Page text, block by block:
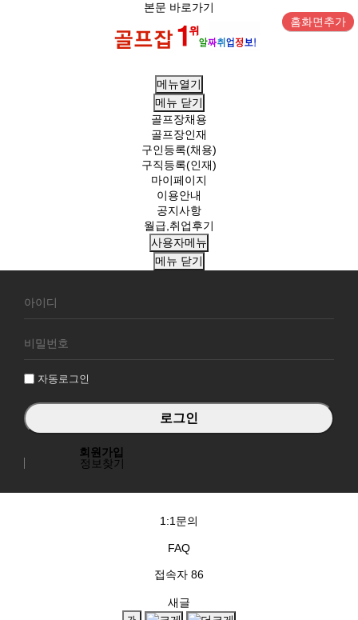
본문 바로가기
홈화면추가
메뉴열기
메뉴 닫기
골프장채용
골프장인재
구인등록(채용)
구직등록(인재)
마이페이지
이용안내
공지사항
월급,취업후기
사용자메뉴
메뉴 닫기
원
그
자동로그인
회원가입
정보찾기
1:1문의
FAQ
접속자 86
새글